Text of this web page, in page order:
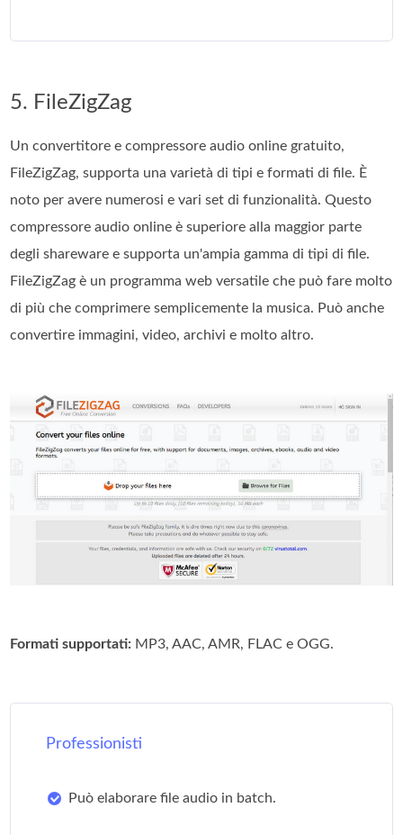
5. FileZigZag
Un convertitore e compressore audio online gratuito,
FileZigZag, supporta una varietà di tipi e formati di file. È
noto per avere numerosi e vari set di funzionalità. Questo
compressore audio online è superiore alla maggior parte
degli shareware e supporta un'ampia gamma di tipi di file.
FileZigZag è un programma web versatile che può fare molto
di più che comprimere semplicemente la musica. Può anche
convertire immagini, video, archivi e molto altro.
Formati supportati: MP3, AAC, AMR, FLAC e OGG.
Professionisti
Può elaborare file audio in batch.